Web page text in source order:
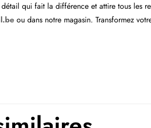
qui fait la différence et attire tous les
ou dans notre magasin. Transformez